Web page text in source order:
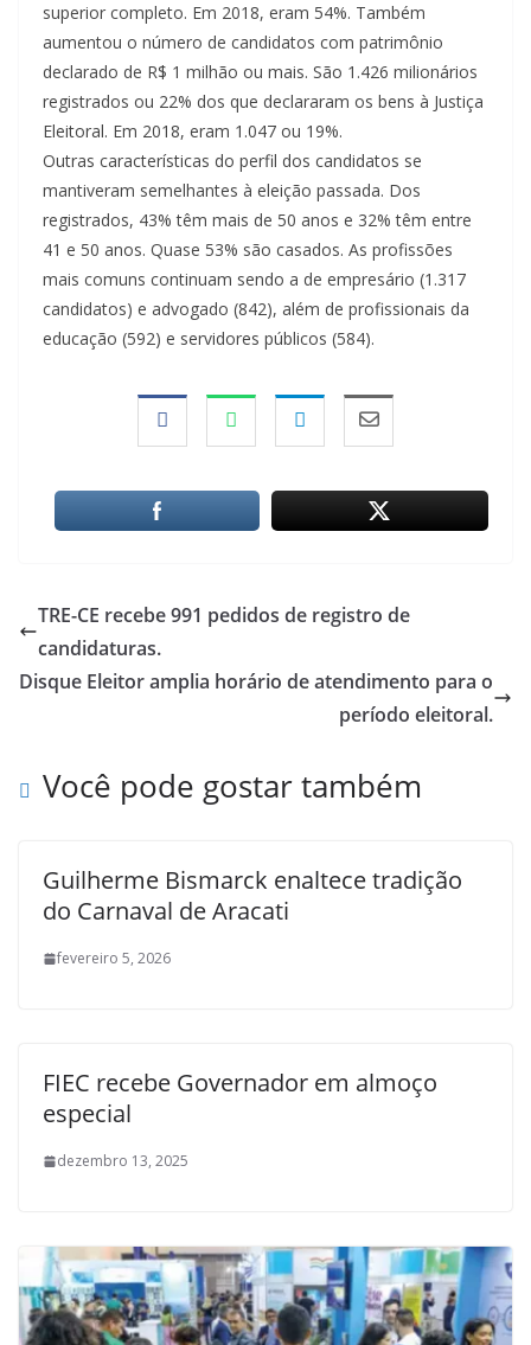
superior completo. Em 2018, eram 54%. Também
aumentou o número de candidatos com patrimônio
declarado de R$ 1 milhão ou mais. São 1.426 milionários
registrados ou 22% dos que declararam os bens à Justiça
Eleitoral. Em 2018, eram 1.047 ou 19%.
Outras características do perfil dos candidatos se
mantiveram semelhantes à eleição passada. Dos
registrados, 43% têm mais de 50 anos e 32% têm entre
41 e 50 anos. Quase 53% são casados. As profissões
mais comuns continuam sendo a de empresário (1.317
candidatos) e advogado (842), além de profissionais da
educação (592) e servidores públicos (584).
TRE-CE recebe 991 pedidos de registro de
candidaturas.
Disque Eleitor amplia horário de atendimento para o
período eleitoral.
Você pode gostar também
Guilherme Bismarck enaltece tradição
do Carnaval de Aracati
fevereiro 5, 2026
FIEC recebe Governador em almoço
especial
dezembro 13, 2025